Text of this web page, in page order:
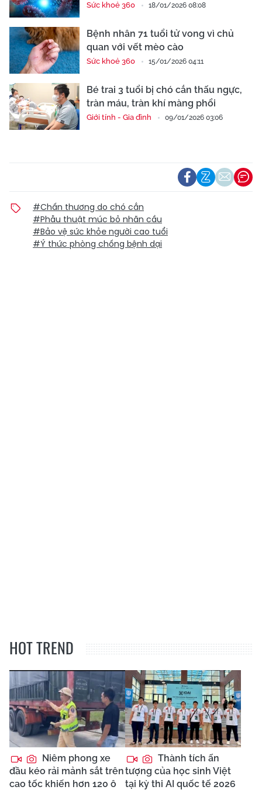
Sức khoẻ 360 18/01/2026 08:08
Bệnh nhân 71 tuổi tử vong vì chủ
quan với vết mèo cào
Sức khoẻ 360 15/01/2026 04:11
Bé trai 3 tuổi bị chó cắn thấu ngực,
tràn máu, tràn khí màng phổi
Giới tính - Gia đình 09/01/2026 03:06
#Chấn thương do chó cắn
#Phẫu thuật múc bỏ nhãn cầu
#Bảo vệ sức khỏe người cao tuổi
#Ý thức phòng chống bệnh dại
HOT TREND
Niêm phong xe
đầu kéo rải mảnh sắt trên
cao tốc khiến hơn 120 ô
Thành tích ấn
tượng của học sinh Việt
tại kỳ thi AI quốc tế 2026